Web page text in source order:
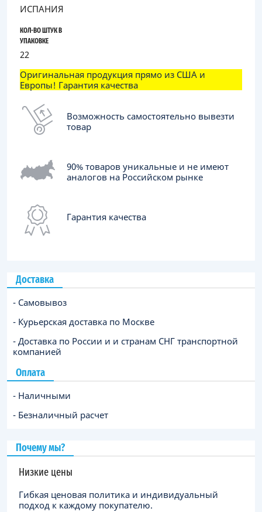
ИСПАНИЯ
КОЛ-ВО ШТУК В
УПАКОВКЕ
22
Оригинальная продукция прямо из США и
Европы! Гарантия качества
Возможность самостоятельно вывезти
товар
90% товаров уникальные и не имеют
аналогов на Российском рынке
Гарантия качества
Доставка
- Самовывоз
- Курьерская доставка по Москве
- Доставка по России и и странам СНГ транспортной
компанией
Оплата
- Наличными
- Безналичный расчет
Почему мы?
Низкие цены
Гибкая ценовая политика и индивидуальный
подход к каждому покупателю.